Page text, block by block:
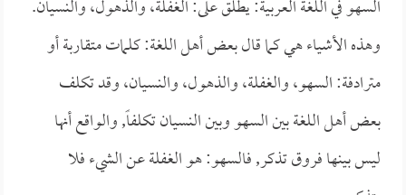
السهو في اللغة العربية: يطلق على: الغفلة، والذهول، والنسيان.
وهذه الأشياء هي كما قال بعض أهل اللغة: كلمات متقاربة أو
مترادفة: السهو، والغفلة، والذهول، والنسيان، وقد تكلف
بعض أهل اللغة بين السهو وبين النسيان تكلفاً, والواقع أنها
ليس بينها فروق تذكر, فالسهو: هو الغفلة عن الشيء فلا